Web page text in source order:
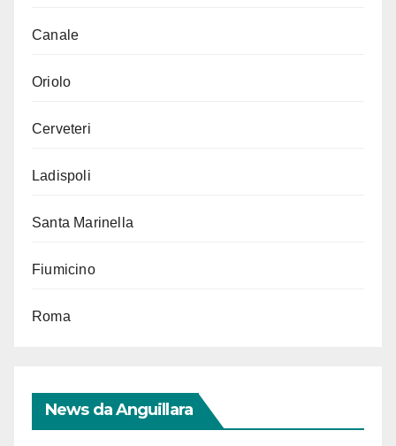
Canale
Oriolo
Cerveteri
Ladispoli
Santa Marinella
Fiumicino
Roma
News da Anguillara